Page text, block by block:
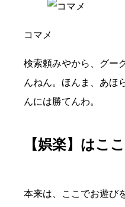
コマメ
検索頼みやから、グー
んねん。ほんま、あほ
んには勝てんわ。
【娯楽】はこ
本来は、ここでお遊び